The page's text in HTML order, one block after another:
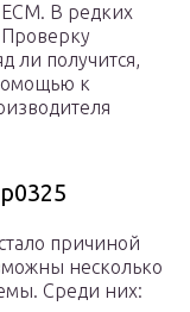
В редких
ли получится,
к
причиной
несколько
Среди них: